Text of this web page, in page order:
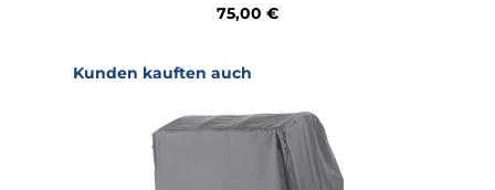
Regulärer Preis:
75,00 €
Produktgalerie überspringen
Kunden kauften auch